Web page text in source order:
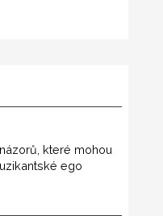
které mohou
ego